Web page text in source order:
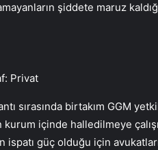
şiddete maruz
Privat
sırasında birtakım GGM
içinde halledilmeye
ispatı güç olduğu için